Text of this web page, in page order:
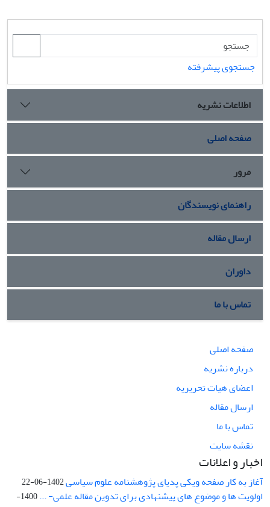
جستجوی پیشرفته
اطلاعات نشریه
صفحه اصلی
مرور
راهنمای نویسندگان
ارسال مقاله
داوران
تماس با ما
صفحه اصلی
درباره نشریه
اعضای هیات تحریریه
ارسال مقاله
تماس با ما
نقشه سایت
اخبار و اعلانات
آغاز به کار صفحه ویکی پدیای پژوهشنامه علوم سیاسی1402-06-22
اولویت ها و موضوع های پیشنهادی برای تدوین مقاله علمی- ...
1400-